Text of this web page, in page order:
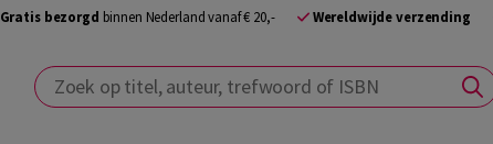
Gratis bezorgd binnen Nederland vanaf € 20,- Wereldwijde verzending
Zoek op titel, auteur, trefwoord of ISBN